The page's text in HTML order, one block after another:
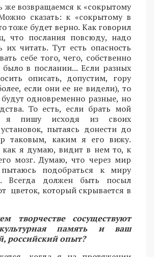
же возвращаемся к «сокрытому
сказать: к «сокрытому в
тоже будет верно. Как говорил
что послания повсюду, надо
их читать. Тут есть опасность
себе того, чего, собственно
в послании... Если разных
описать, допустим, гору
если они ее не видели), то
одновременно разные, но
То есть, если брать мой
я пишу исходя из своих
пытаясь донести до
таковым, каким я его вижу.
как я думаю, видит в нем то, к
мозг. Думаю, что через мир
подобраться к миру
Всегда должен быть посыл
цветок, который скрывается в
творчестве сосуществуют
память и ваш
российский опыт?